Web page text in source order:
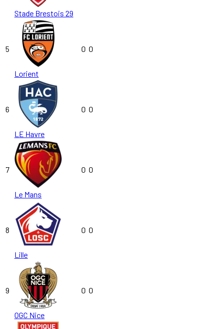
Stade Brestois 29
5
Lorient
0 0
6
LE Havre
0 0
7
Le Mans
0 0
8
Lille
0 0
9
OGC Nice
0 0